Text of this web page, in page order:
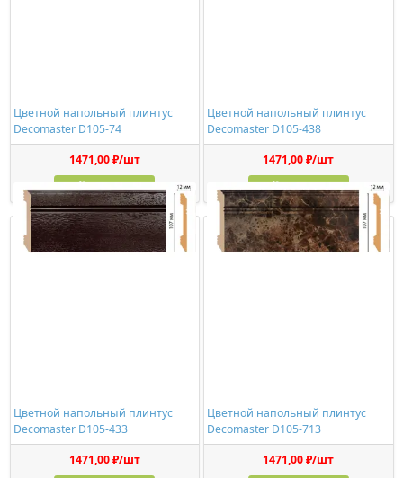
Цветной напольный плинтус
Decomaster D105-74
1471,00 ₽/шт
Купить
Цветной напольный плинтус
Decomaster D105-438
1471,00 ₽/шт
Купить
Цветной напольный плинтус
Decomaster D105-433
1471,00 ₽/шт
Цветной напольный плинтус
Decomaster D105-713
1471,00 ₽/шт